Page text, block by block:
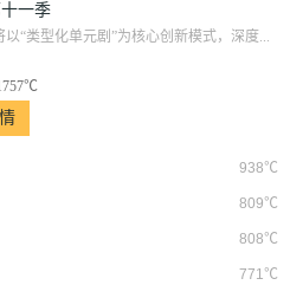
一季
以“类型化单元剧”为核心创新模式，深度...
938℃
809℃
808℃
771℃